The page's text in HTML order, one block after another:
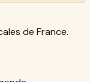
de France.